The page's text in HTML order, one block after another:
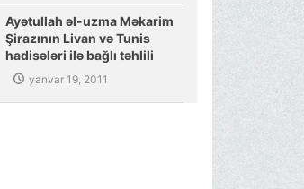
Ayətullah əl-uzma Məkarim
Şirazının Livan və Tunis
hadisələri ilə bağlı təhlili
yanvar 19, 2011